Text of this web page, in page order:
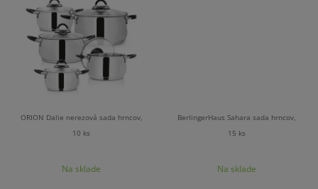
ORION Dalie nerezová sada hrncov,
10 ks
Na sklade
BerlingerHaus Sahara sada hrncov,
15 ks
Na sklade